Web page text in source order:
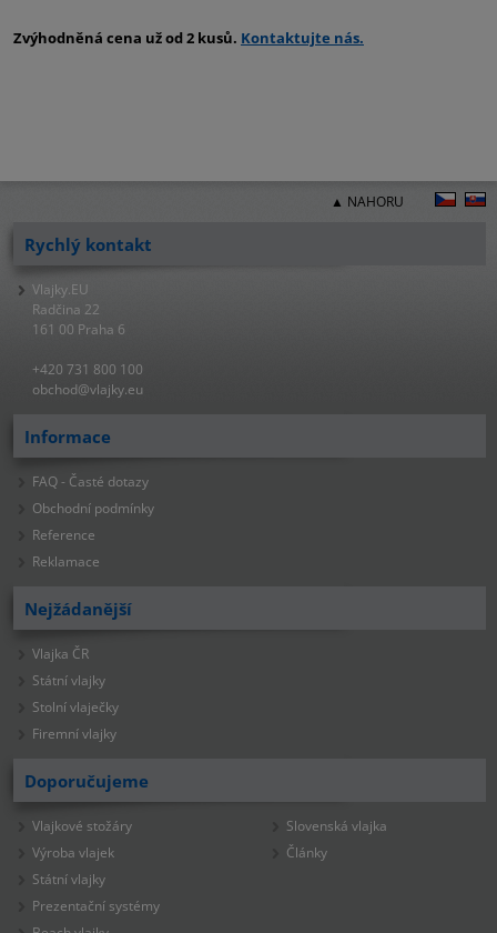
Zvýhodněná cena už od 2 kusů. Kontaktujte nás.
▲ NAHORU
Rychlý kontakt
Vlajky.EU
Radčina 22
161 00 Praha 6
+420 731 800 100
obchod@vlajky.eu
Informace
FAQ - Časté dotazy
Obchodní podmínky
Reference
Reklamace
Nejžádanější
Vlajka ČR
Státní vlajky
Stolní vlaječky
Firemní vlajky
Doporučujeme
Vlajkové stožáry
Výroba vlajek
Státní vlajky
Prezentační systémy
Slovenská vlajka
Články